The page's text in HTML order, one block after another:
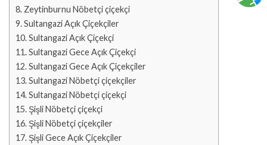
Zeytinburnu Nöbetçi çiçekçi
Sultangazi Açık Çiçekçiler
Sultangazi Açık Çiçekçi
Sultangazi Gece Açık Çiçekçi
Sultangazi Gece Açık Çiçekçiler
Sultangazi Nöbetçi çiçekçiler
Sultangazi Nöbetçi çiçekçi
Şişli Nöbetçi çiçekçi
Şişli Nöbetçi çiçekçiler
Şişli Gece Açık Çiçekçiler